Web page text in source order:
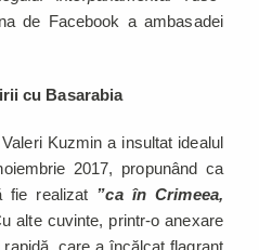
de Facebook a ambasadei
cu Basarabia
Kuzmin a insultat idealul
2017, propunând ca
fie realizat ”ca în Crimeea,
alte cuvinte, printr-o anexare
care a încălcat flagrant